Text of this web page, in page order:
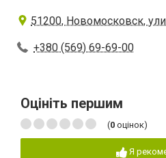
51200, Новомосковск,
+380 (569) 69-69-00
Оцініть першим
(0 оцінок)
Я